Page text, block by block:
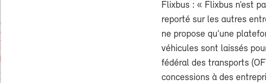
Flixbus : « Flixbus n’est
reporté sur les autres
ne propose qu’une
véhicules sont laissés
fédéral des transports
concessions à des